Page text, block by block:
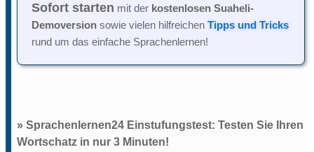
Sofort starten mit der kostenlosen Suaheli-
Demoversion sowie vielen hilfreichen Tipps und Tricks
rund um das einfache Sprachenlernen!
» Sprachenlernen24 Einstufungstest: Testen Sie Ihren
Wortschatz in nur 3 Minuten!